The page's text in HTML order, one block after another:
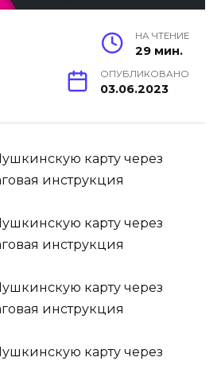
НА ЧТЕНИЕ
29 мин.
ОПУБЛИКОВАНО
03.06.2023